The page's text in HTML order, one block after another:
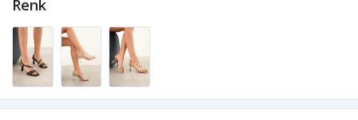
Renk